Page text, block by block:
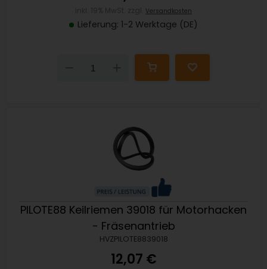
Versandkosten
Lieferung: 1-2 Werktage (DE)
Down
PILOTE88 Keilriemen 39018 für Motorhacken
- Fräsenantrieb
HVZPILOTE8839018
12,07 €